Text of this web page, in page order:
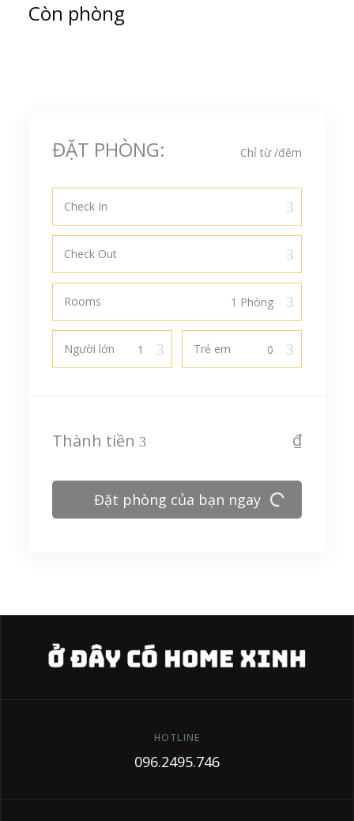
Còn phòng
ĐẶT PHÒNG: Chỉ từ/đêm
Check In
Check Out
Rooms
Người lớn Trẻ em
Thành tiền ₫
Đặt phòng của bạn ngay
HOTLINE
096.2495.746